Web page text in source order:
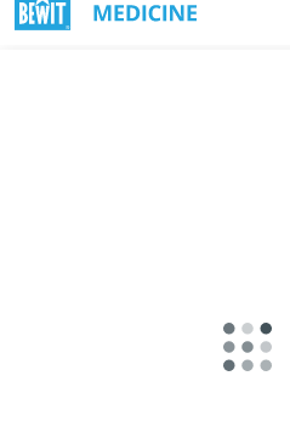
5 Voir 48 critiques